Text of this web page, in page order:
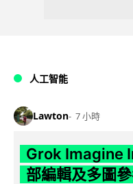
人工智能
Lawton 7 小時
Grok Imagine
部編輯及多圖